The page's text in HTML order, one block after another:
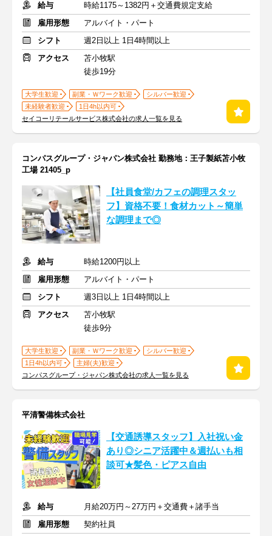
給与
時給1175～1382円＋交通費規定支給
雇用形態
アルバイト・パート
シフト
週2日以上 1日4時間以上
アクセス
苫小牧駅
徒歩19分
大学生歓迎 副業・Ｗワーク歓迎
シルバー歓迎
未経験者歓迎
1日4h以内可
セイコーリテールサービス株式会社の求人一覧を見る
コンパスグループ・ジャパン株式会社 勤務地：王子製紙苫小牧
工場 21405_p
【社員食堂/カフェの調理スタッ
フ】資格不要！食材カット～簡単
な調理まで◎
給与
時給1200円以上
雇用形態
アルバイト・パート
シフト
週3日以上 1日4時間以上
アクセス
苫小牧駅
徒歩9分
大学生歓迎 副業・Ｗワーク歓迎
シルバー歓迎
1日4h以内可
主婦(夫)歓迎
コンパスグループ・ジャパン株式会社の求人一覧を見る
平清警備株式会社
【交通誘導スタッフ】入社祝い金
あり◎シニア活躍中＆週払いも相
談可★髪色・ピアス自由
給与
月給20万円～27万円＋交通費＋諸手当
雇用形態
契約社員